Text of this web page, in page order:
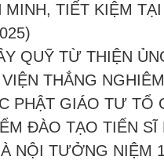
TIẾT KIỆM
QUỸ TỪ THIỆN
THẮNG NGHIÊM
PHẬT GIÁO TƯ TỔ
ĐÀO TẠO TIẾN SĨ
NỘI TƯỞNG NIỆM